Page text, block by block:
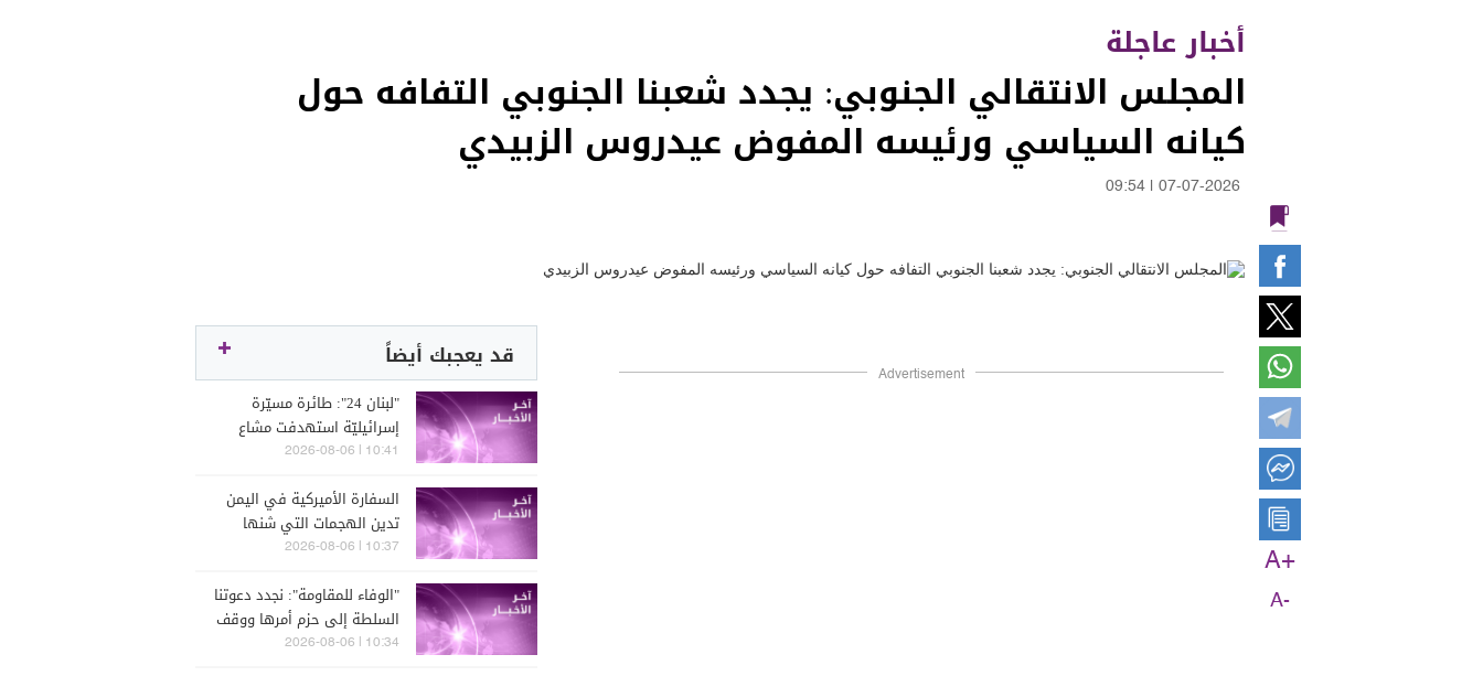
أخبار عاجلة
المجلس الانتقالي الجنوبي: يجدد شعبنا الجنوبي التفافه حول
كيانه السياسي ورئيسه المفوض عيدروس الزبيدي
07-07-2026
09:54
A+
A-
Advertisement
قد يعجبك أيضاً
"لبنان 24": طائرة مسيّرة
إسرائيليّة استهدفت مشاع
ميفدون ومعلومات عن
10:41 | 2026-08-06
السفارة الأميركية في اليمن
تدين الهجمات التي شنها
الحوثيون اليوم في حضر موت
10:37 | 2026-08-06
"الوفاء للمقاومة": نجدد دعوتنا
السلطة إلى حزم أمرها ووقف
التفاوض مع العدو لوقف
10:34 | 2026-08-06